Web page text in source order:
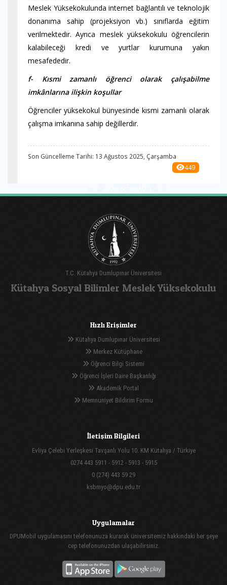
Meslek Yüksekokulunda internet bağlantılı ve teknolojik
donanıma sahip (projeksiyon vb.) sınıflarda eğitim
verilmektedir.Ayrıca meslek yüksekokulu öğrencilerin
kalabileceği kredi ve yurtlar kurumuna yakın
mesafededir.
f- Kısmi zamanlı öğrenci olarak çalışabilme
imkânlarına ilişkin koşullar
Öğrenciler yüksekokul bünyesinde kısmi zamanlı olarak
çalışma imkanına sahip değillerdir.
Son Güncelleme Tarihi: 13 Ağustos 2025, Çarşamba
449
T.C. Kütahya Dumlupınar Üniversitesi
Kütahya Sosyal Bilimler Meslek Yüksekokulu
Hızlı Erişimler
Kütahya Dumlupınar Üniversitesi
Merkez Kütüphane
Öğrenci Bilgi Sistemi
Öğrenci İşleri Daire Başkanlığı
Akademik Portal
Memnuniyet Bildirim Formu
İletişim Bilgileri
Evliya Çelebi Yerleşkesi Tavşanlı Yolu 10. KM Kütahya / Türkiye
0274 443 5911 - 5912 - 5913 - 5915
0 (274) 443 59 29
ksbmyo@dpu.edu.tr
Uygulamalar
DPUMobil uygulamasını telefonunuza kurarak üniversitemiz hakkındaki her şeye
cep telefonunuzdan ulaşabilirsiniz.